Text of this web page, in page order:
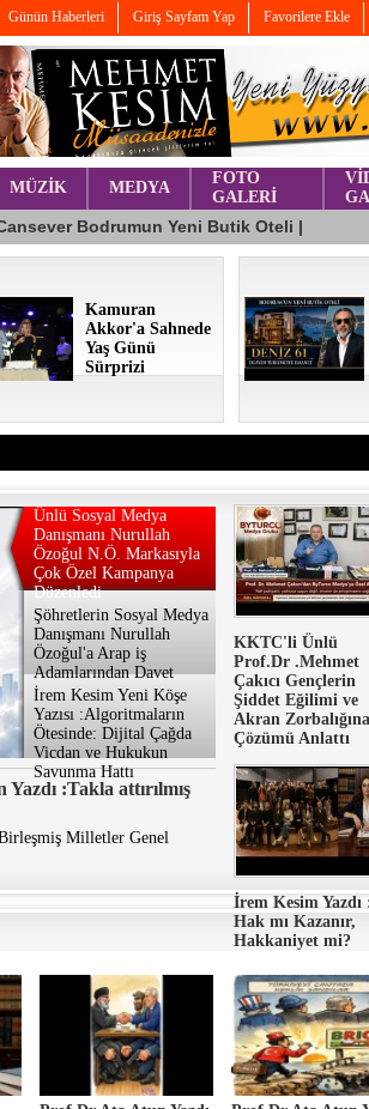
Günün Haberleri Giriş Sayfam Yap Favorilere Ekle
MÜZİK MEDYA
FOTO
GALERİ
Kamuran
Akkor'a Sahnede
Yaş Günü
Sürprizi
Ünlü Sosyal Medya
Danışmanı Nurullah
Özoğul N.Ö. Markasıyla
Çok Özel Kampanya
Düzenledi
Şöhretlerin Sosyal Medya
Danışmanı Nurullah
Özoğul'a Arap iş
Adamlarından Davet
İrem Kesim Yeni Köşe
Yazısı :Algoritmaların
Ötesinde: Dijital Çağda
Vicdan ve Hukukun
Savunma Hattı
:Takla attırılmış
Milletler Genel
KKTC'li Ünlü
Prof.Dr .Mehmet
Çakıcı Gençlerin
Şiddet Eğilimi ve
Akran Zorbalığına
Çözümü Anlattı
İrem Kesim Yazdı
Hak mı Kazanır,
Hakkaniyet mi?